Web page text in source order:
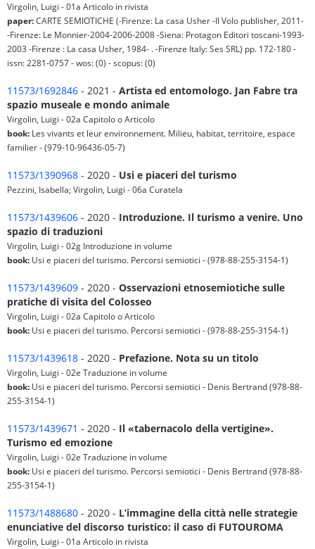
Virgolin, Luigi - 01a Articolo in rivista
paper:CARTE SEMIOTICHE (-Firenze: La casa Usher -Il Volo publisher, 2011-
-Firenze: Le Monnier-2004-2006-2008 -Siena: Protagon Editori toscani-1993-
2003 -Firenze : La casa Usher, 1984- . -Firenze Italy: Ses SRL) pp. 172-180 -
issn: 2281-0757 - wos: (0) - scopus: (0)
11573/1692846 - 2021 - Artista ed entomologo. Jan Fabre tra
spazio museale e mondo animale
Virgolin, Luigi - 02a Capitolo o Articolo
book: Les vivants et leur environnement. Milieu, habitat, territoire, espace
familier - (979-10-96436-05-7)
11573/1390968 - 2020 - Usi e piaceri del turismo
Pezzini, Isabella; Virgolin, Luigi - 06a Curatela
11573/1439606 - 2020 - Introduzione. Il turismo a venire. Uno
spazio di traduzioni
Virgolin, Luigi - 02g Introduzione in volume
book: Usi e piaceri del turismo. Percorsi semiotici - (978-88-255-3154-1)
11573/1439609 - 2020 - Osservazioni etnosemiotiche sulle
pratiche di visita del Colosseo
Virgolin, Luigi - 02a Capitolo o Articolo
book: Usi e piaceri del turismo. Percorsi semiotici - (978-88-255-3154-1)
11573/1439618 - 2020 - Prefazione. Nota su un titolo
Virgolin, Luigi - 02e Traduzione in volume
book: Usi e piaceri del turismo. Percorsi semiotici - Denis Bertrand (978-88-
255-3154-1)
11573/1439671 - 2020 - Il «tabernacolo della vertigine».
Turismo ed emozione
Virgolin, Luigi - 02e Traduzione in volume
book: Usi e piaceri del turismo. Percorsi semiotici - Denis Bertrand (978-88-
255-3154-1)
11573/1488680 - 2020 - L’immagine della città nelle strategie
enunciative del discorso turistico: il caso di FUTOUROMA
Virgolin, Luigi - 01a Articolo in rivista